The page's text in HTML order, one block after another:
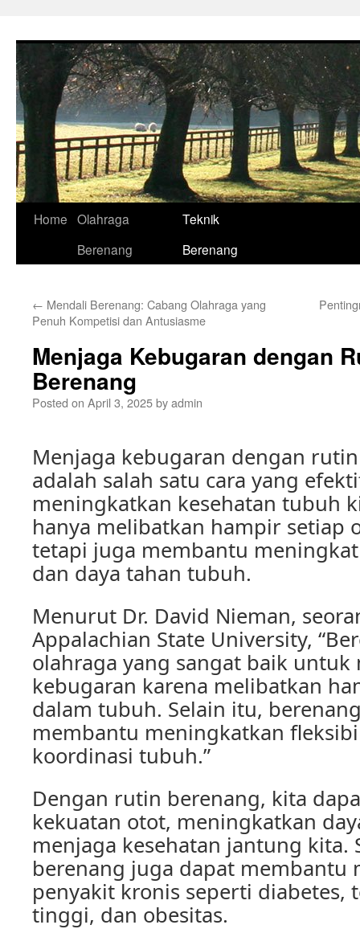
Home Olahraga
Berenang
Teknik
Berenang
← Mendali Berenang: Cabang Olahraga yang
Penuh Kompetisi dan Antusiasme
Menjaga Kebugaran dengan
Berenang
Posted on April 3, 2025byadmin
Menjaga kebugaran dengan
adalah salah satu cara yang
meningkatkan kesehatan tubuh
hanya melibatkan hampir setiap
tetapi juga membantu
dan daya tahan tubuh.
Menurut Dr. David Nieman,
Appalachian State University,
olahraga yang sangat baik untuk
kebugaran karena melibatkan
dalam tubuh. Selain itu,
membantu meningkatkan
koordinasi tubuh.”
Dengan rutin berenang, kita
kekuatan otot, meningkatkan
menjaga kesehatan jantung kita.
berenang juga dapat membantu
penyakit kronis seperti diabetes,
tinggi, dan obesitas.